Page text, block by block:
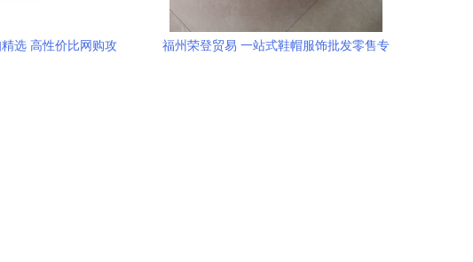
选 高性价比网购攻
福州荣登贸易 一站式鞋帽服饰批发零售专